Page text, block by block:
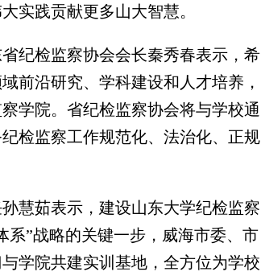
实践贡献更多山大智慧。
检监察协会会长秦秀春表示，希
前沿研究、学科建设和人才培养，
学院。省纪检监察协会将与学校通
检监察工作规范化、法治化、正规
茹表示，建设山东大学纪检监察
系”战略的关键一步，威海市委、市
学院共建实训基地，全方位为学校